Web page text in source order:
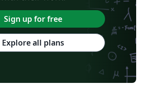
Sign up for free
Explore all plans